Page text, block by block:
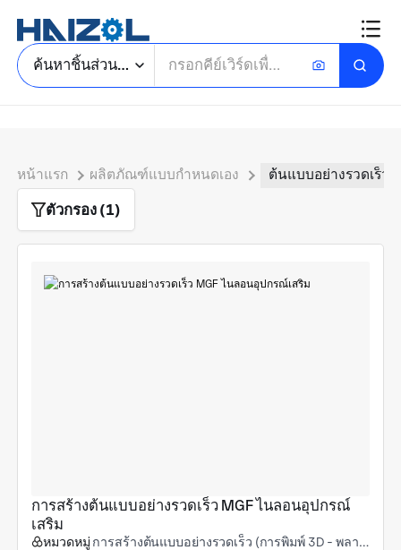
ค้นหาชิ้นส่วนสั่งทำ
หน้าแรก ผลิตภัณฑ์แบบกำหนดเอง ต้นแบบอย่างรวดเร็ว
ตัวกรอง (1)
การสร้างต้นแบบอย่างรวดเร็ว MGF ไนลอนอุปกรณ์
เสริม
หมวดหมู่ การสร้างต้นแบบอย่างรวดเร็ว (การพิมพ์ 3D - พลาสติก)